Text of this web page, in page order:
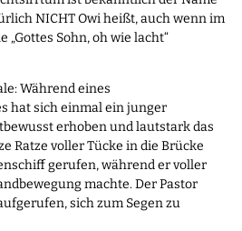
NICHT Owi heißt, auch wenn im
„Gottes Sohn, oh wie lacht“
Während eines
hat sich einmal ein junger
erhoben und lautstark das
Ratze voller Tücke in die Brücke
gerufen, während er voller
machte. Der Pastor
sich zum Segen zu